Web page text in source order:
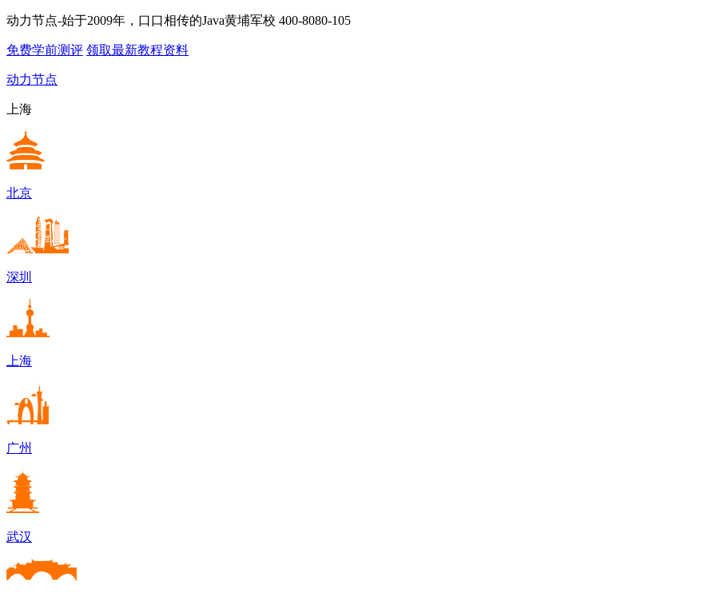
动力节点-始于2009年，口口相传的Java黄埔军校 400-8080-105
免费学前测评 领取最新教程资料
动力节点
上海
北京
深圳
上海
广州
武汉